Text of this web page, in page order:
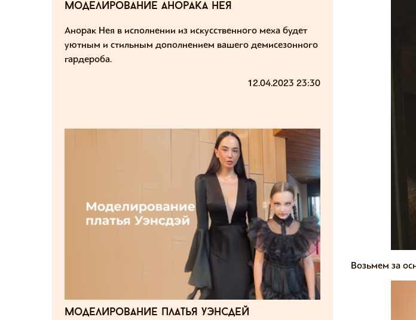
моделирование анорака нея
Анорак Нея в исполнении из искусственного меха будет
уютным и стильным дополнением вашего демисезонного
гардероба.
12.04.2023 23:30
моделирование платья уэнсдей
Возьмем за